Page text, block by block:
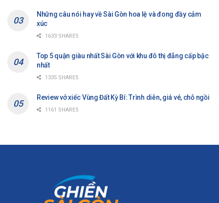
Những câu nói hay về Sài Gòn hoa lệ và đong đầy cảm
xúc
1633 SHARES
Top 5 quận giàu nhất Sài Gòn với khu đô thị đẳng cấp bậc
nhất
1335 SHARES
Review vở xiếc Vùng Đất Kỳ Bí: Trình diễn, giá vé, chỗ ngồi
1161 SHARES